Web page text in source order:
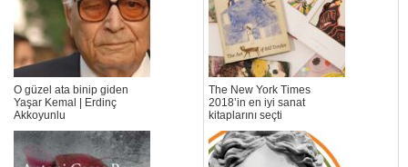
O güzel ata binip giden
Yaşar Kemal | Erdinç
Akkoyunlu
The New York Times
2018’in en iyi sanat
kitaplarını seçti